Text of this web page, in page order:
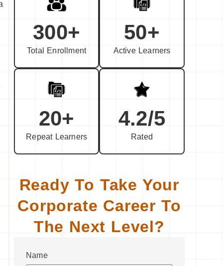
300+
Total Enrollment
50+
Active Learners
20+
Repeat Learners
4.2/5
Rated
Ready To Take Your
Corporate Career To
The Next Level?
Name